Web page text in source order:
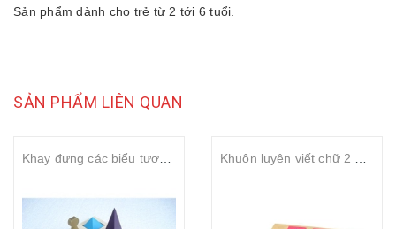
Sản phẩm dành cho trẻ từ 2 tới 6 tuổi.
SẢN PHẨM LIÊN QUAN